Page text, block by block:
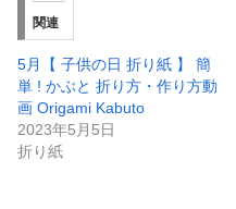
関連
5月【 子供の日 折り紙 】 簡
単 ! かぶと 折り方・作り方動
画 Origami Kabuto
2023年5月5日
折り紙